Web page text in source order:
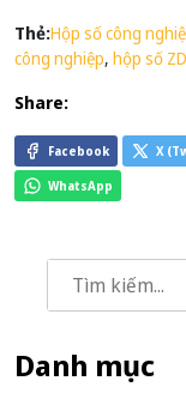
Thẻ:Hộp số công
công nghiệp, hộp số ZD
Share:
Facebook X
WhatsApp
Danh mục